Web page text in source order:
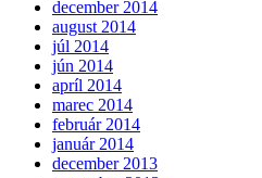
december 2014
august 2014
júl 2014
jún 2014
apríl 2014
marec 2014
február 2014
január 2014
december 2013